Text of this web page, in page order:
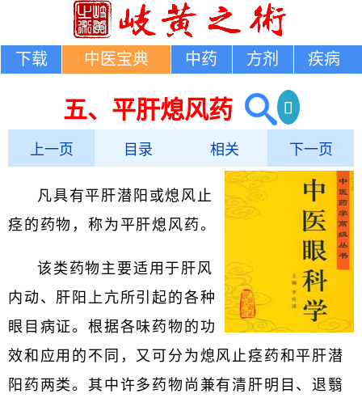
下载 中医宝典 中药 方剂 疾病
五、平肝熄风药
上一页 目录 相关 下一页
凡具有平肝潜阳或熄风止
痉的药物，称为平肝熄风药。
该类药物主要适用于肝风
内动、肝阳上亢所引起的各种
眼目病证。根据各味药物的功
效和应用的不同，又可分为熄风止痉药和平肝潜
阳药两类。其中许多药物尚兼有清肝明目、退翳